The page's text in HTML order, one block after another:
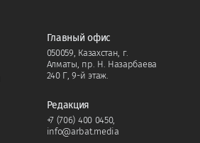
Главный офис
050059, Казахстан, г.
Алматы, пр. Н. Назарбаева
240 Г, 9-й этаж.
Редакция
+7 (706) 400 0450,
info@arbat.media